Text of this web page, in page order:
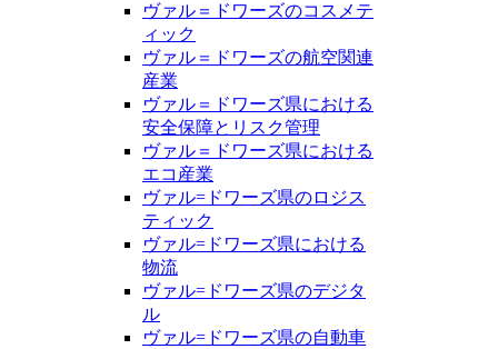
ヴァル＝ドワーズのコスメテ
ィック
ヴァル＝ドワーズの航空関連
産業
ヴァル＝ドワーズ県における
安全保障とリスク管理
ヴァル＝ドワーズ県における
エコ産業
ヴァル=ドワーズ県のロジス
ティック
ヴァル=ドワーズ県における
物流
ヴァル=ドワーズ県のデジタ
ル
ヴァル=ドワーズ県の自動車